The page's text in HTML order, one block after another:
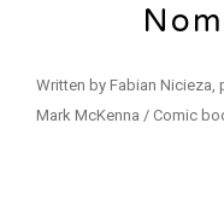
Written by Fabian Nicieza,
Mark McKenna / Comic